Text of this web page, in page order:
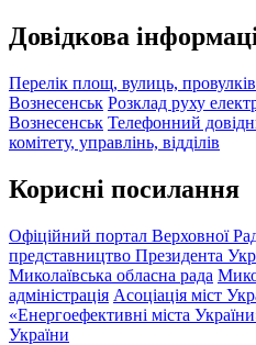
Довідкова
Перелік площ, вулиць,
Вознесенськ Розклад руху
Вознесенськ Телефонний
комітету, управлінь, відділів
Корисні посилання
Офіційний портал Верховної
представництво Президента
Миколаївська обласна рада
адміністрація Асоціація міст
«Енергоефективні міста
України